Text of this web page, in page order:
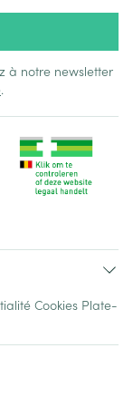
à notre newsletter
.
Cookies Plate-